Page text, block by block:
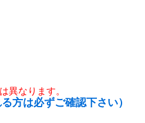
異なります。
方は必ずご確認下さい）